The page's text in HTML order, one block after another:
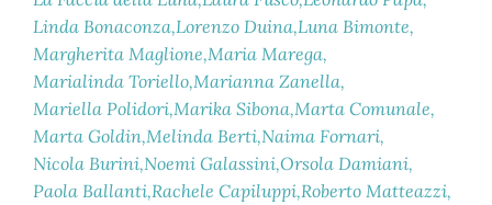
Linda Bonaconza Lorenzo Duina Luna Bimonte
Margherita Maglione Maria Marega
Marialinda Toriello Marianna Zanella
Mariella Polidori Marika Sibona Marta Comunale
Marta Goldin Melinda Berti Naima Fornari
Nicola Burini Noemi Galassini Orsola Damiani
Paola Ballanti Rachele Capiluppi Roberto Matteazzi